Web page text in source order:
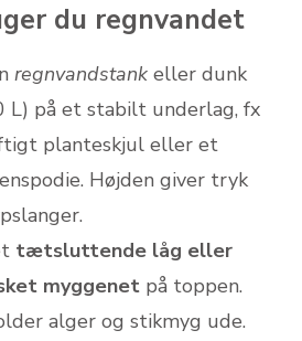
du regnvandet
regnvandstank eller dunk
L) på et stabilt underlag, fx
planteskjul eller et
Højden giver tryk
tætsluttende låg eller
myggenet på toppen.
alger og stik­myg ude.